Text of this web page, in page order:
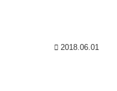
2018.06.01